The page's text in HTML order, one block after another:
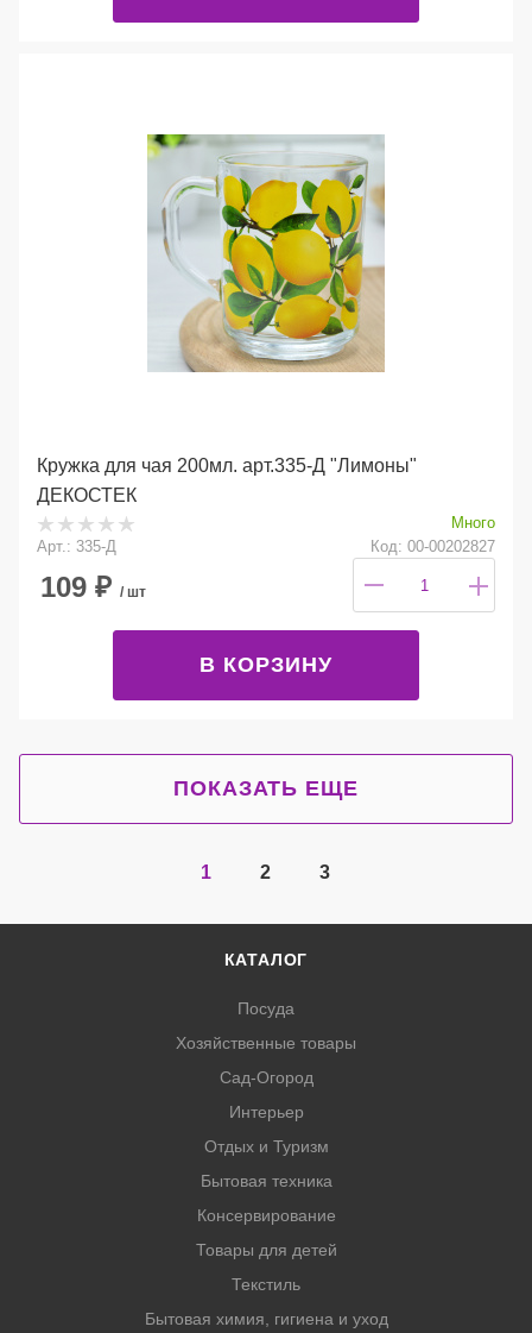
Кружка для чая 200мл. арт.335-Д "Лимоны"
ДЕКОСТЕК
Много
Арт.: 335-Д
Код: 00-00202827
109 ₽ / шт
В КОРЗИНУ
ПОКАЗАТЬ ЕЩЕ
1 2 3
КАТАЛОГ
Посуда
Хозяйственные товары
Сад-Огород
Интерьер
Отдых и Туризм
Бытовая техника
Консервирование
Товары для детей
Текстиль
Бытовая химия, гигиена и уход